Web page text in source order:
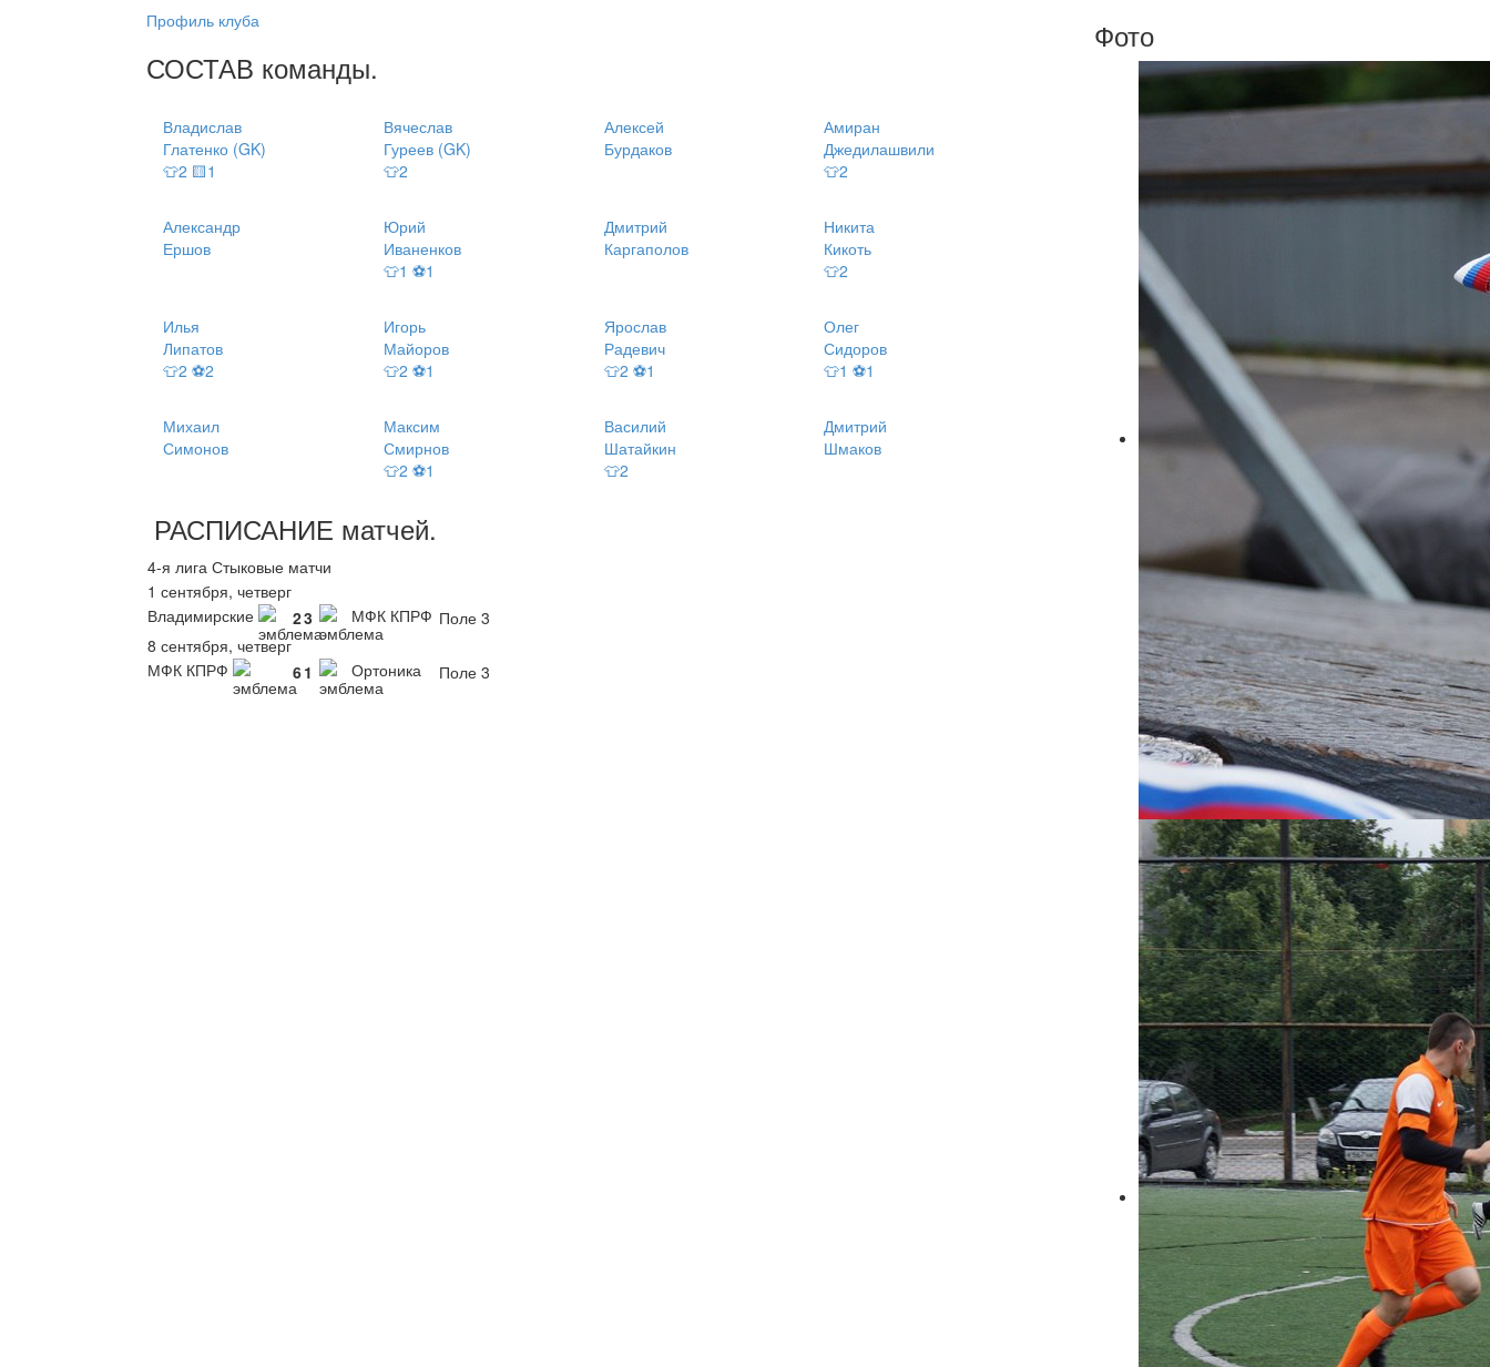
Профиль клуба
СОСТАВ команды.
Владислав
Глатенко (GK)
👕2 🟨1
Вячеслав
Гуреев (GK)
👕2
Алексей
Бурдаков
Амиран
Джедилашвили
👕2
Александр
Ершов
Юрий
Иваненков
👕1 ⚽1
Дмитрий
Каргаполов
Никита
Кикоть
👕2
Илья
Липатов
👕2 ⚽2
Игорь
Майоров
👕2 ⚽1
Ярослав
Радевич
👕2 ⚽1
Олег
Сидоров
👕1 ⚽1
Михаил
Симонов
Максим
Смирнов
👕2 ⚽1
Василий
Шатайкин
👕2
Дмитрий
Шмаков
РАСПИСАНИЕ матчей.
4-я лига Стыковые матчи
1 сентября, четверг
Владимирские
23 МФК КПРФ Поле 3
8 сентября, четверг
МФК КПРФ
61 Ортоника Поле 3
Фото